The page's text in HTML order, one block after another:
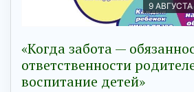
9 АВГУСТА
«Когда забота —
ответственности
воспитание детей»